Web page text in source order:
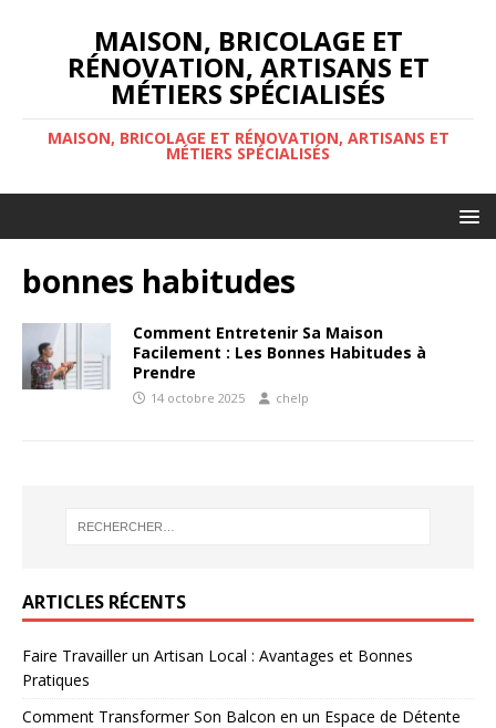
MAISON, BRICOLAGE ET
RÉNOVATION, ARTISANS ET
MÉTIERS SPÉCIALISÉS
MAISON, BRICOLAGE ET RÉNOVATION, ARTISANS ET
MÉTIERS SPÉCIALISÉS
bonnes habitudes
Comment Entretenir Sa Maison
Facilement : Les Bonnes Habitudes à
Prendre
14 octobre 2025 chelp
ARTICLES RÉCENTS
Faire Travailler un Artisan Local : Avantages et Bonnes
Pratiques
Comment Transformer Son Balcon en un Espace de Détente